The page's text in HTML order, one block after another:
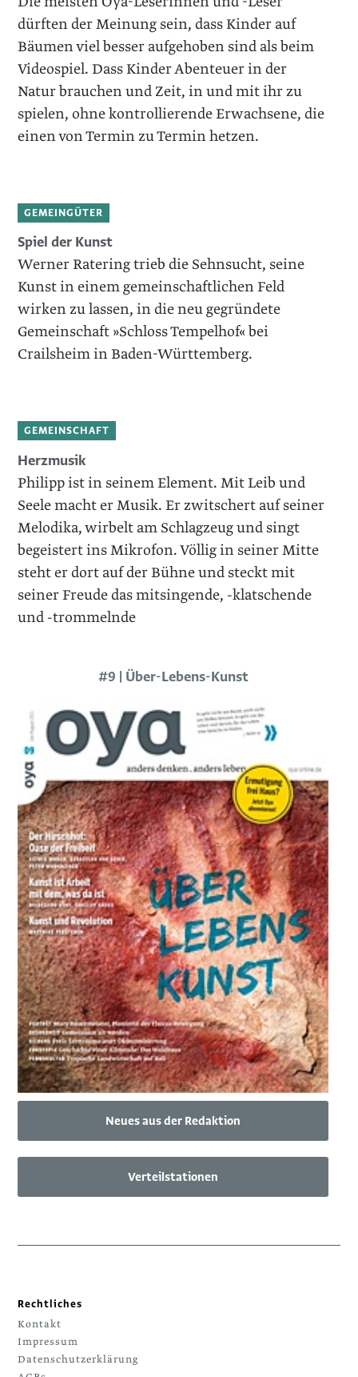
dürften der Meinung sein, dass Kinder auf
Bäumen viel besser aufgehoben sind als beim
Videospiel. Dass Kinder Abenteuer in der
Natur brauchen und Zeit, in und mit ihr zu
spielen, ohne kontrollierende Erwachsene, die
einen von Termin zu Termin hetzen.
GEMEINGÜTER
Spiel der Kunst
Werner Ratering trieb die Sehnsucht, seine
Kunst in einem gemeinschaftlichen Feld
wirken zu lassen, in die neu gegründete
Gemeinschaft »Schloss Tempelhof« bei
Crailsheim in Baden-Württemberg.
GEMEINSCHAFT
Herzmusik
Philipp ist in seinem Element. Mit Leib und
Seele macht er Musik. Er zwitschert auf seiner
Melodika, wirbelt am Schlagzeug und singt
begeistert ins Mikrofon. Völlig in seiner Mitte
steht er dort auf der Bühne und steckt mit
seiner Freude das mitsingende, -klatschende
und -trommelnde
#9 | Über-Lebens-Kunst
Neues aus der Redaktion
Verteilstationen
Rechtliches
Kontakt
Impressum
Datenschutzerklärung